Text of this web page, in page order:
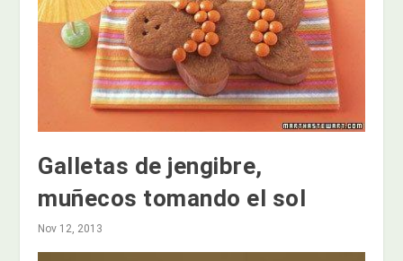
Galletas de jengibre,
muñecos tomando el sol
Nov 12, 2013